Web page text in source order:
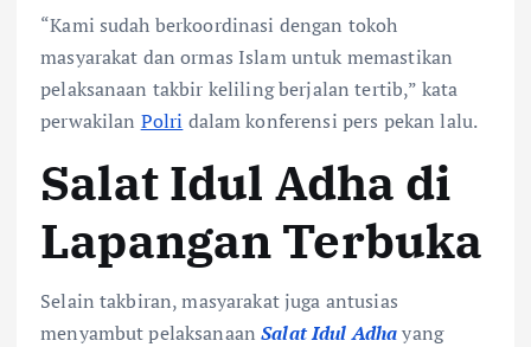
“Kami sudah berkoordinasi dengan tokoh
masyarakat dan ormas Islam untuk memastikan
pelaksanaan takbir keliling berjalan tertib,” kata
perwakilan Polri dalam konferensi pers pekan lalu.
Salat Idul Adha di
Lapangan Terbuka
Selain takbiran, masyarakat juga antusias
menyambut pelaksanaanSalat Idul Adhayang